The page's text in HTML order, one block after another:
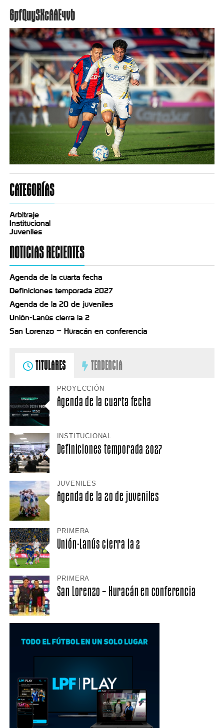
GpfQuySXcAAE4vb
CATEGORÍAS
Arbitraje
Institucional
Juveniles
NOTICIAS RECIENTES
Agenda de la cuarta fecha
Definiciones temporada 2027
Agenda de la 20 de juveniles
Unión-Lanús cierra la 2
San Lorenzo – Huracán en conferencia
TITULARES TENDENCIA
PROYECCIÓN
Agenda de la cuarta fecha
INSTITUCIONAL
Definiciones temporada 2027
JUVENILES
Agenda de la 20 de juveniles
PRIMERA
Unión-Lanús cierra la 2
PRIMERA
San Lorenzo – Huracán en conferencia